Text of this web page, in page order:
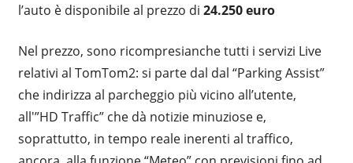
l’auto è disponibile al prezzo di 24.250 euro
Nel prezzo, sono ricompresianche tutti i servizi Live
relativi al TomTom2: si parte dal dal “Parking Assist”
che indirizza al parcheggio più vicino all’utente,
all'”HD Traffic” che dà notizie minuziose e,
soprattutto, in tempo reale inerenti al traffico,